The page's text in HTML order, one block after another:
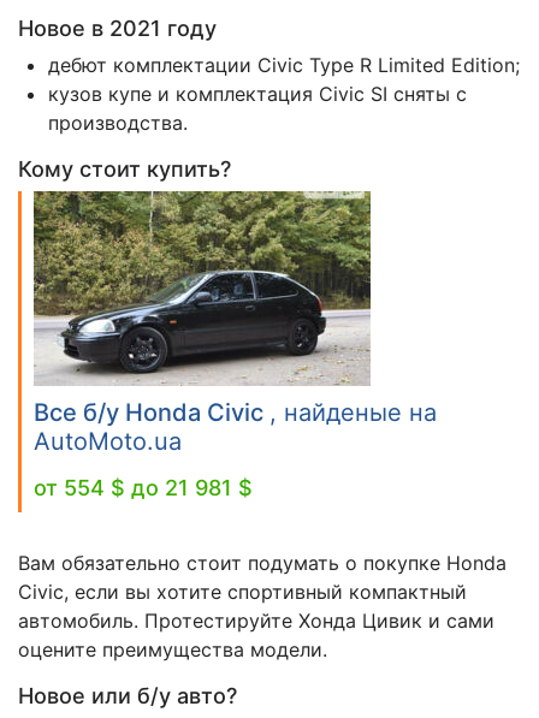
Новое в 2021 году
дебют комплектации Civic Type R Limited Edition;
кузов купе и комплектация Civic SI сняты с
производства.
Кому стоит купить?
Все б/у Honda Civic , найденые на
AutoMoto.ua
от 554 $ до 21 981 $
Вам обязательно стоит подумать о покупке Honda
Civic, если вы хотите спортивный компактный
автомобиль. Протестируйте Хонда Цивик и сами
оцените преимущества модели.
Новое или б/у авто?